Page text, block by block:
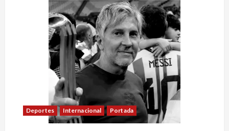
Deportes Internacional Portada